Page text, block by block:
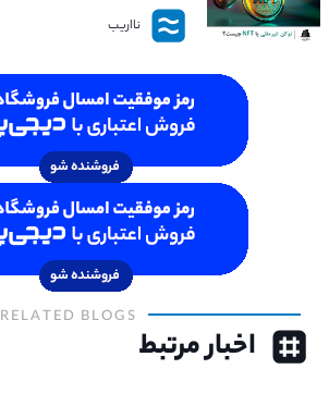
نااریب
RELATED BLOGS
اخبار مرتبط